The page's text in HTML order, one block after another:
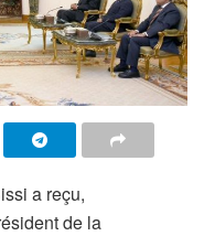
a reçu,
de la